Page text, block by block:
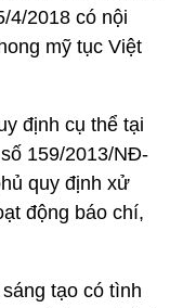
4/2018 có nội
mỹ tục Việt
định cụ thể tại
159/2013/NĐ-
quy định xử
động báo chí,
tạo có tình